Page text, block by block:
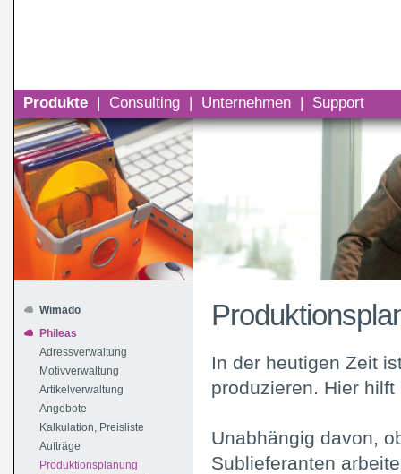
Produkte | Consulting | Unternehmen | Support
Wimado
Phileas
Adressverwaltung
Motivverwaltung
Artikelverwaltung
Angebote
Kalkulation, Preisliste
Aufträge
Produktionsplanung
In der heutigen Zeit
produzieren. Hier
Unabhängig davon,
Sublieferanten